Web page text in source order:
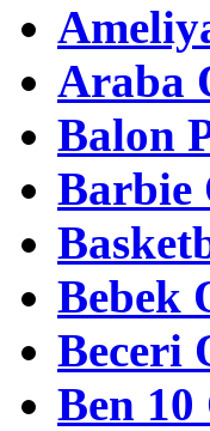
Araba
Balon
Barbie
Bebek
Beceri
Ben 10